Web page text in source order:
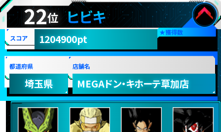
22位 ヒビキ
★獲得数
スコア 1204900pt
都道府県
埼玉県
店舗名
MEGAドン・キホーテ草加店